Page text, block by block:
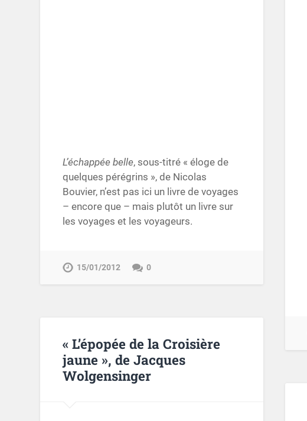
L’échappée belle, sous-titré « éloge de
quelques pérégrins », de Nicolas
Bouvier, n’est pas ici un livre de voyages
– encore que – mais plutôt un livre sur
les voyages et les voyageurs.
15/01/2012 0
« L’épopée de la Croisière
jaune », de Jacques
Wolgensinger